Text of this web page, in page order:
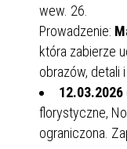
wew. 26.
Prowadzenie:
która zabierze
obrazów, detali i
12.03.2026
florystyczne,
ograniczona.